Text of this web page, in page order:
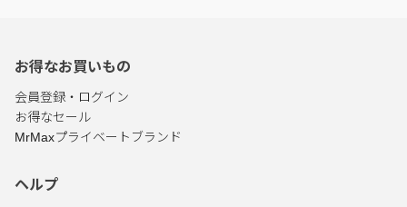
お得なお買いもの
会員登録・ログイン
お得なセール
MrMaxプライベートブランド
ヘルプ